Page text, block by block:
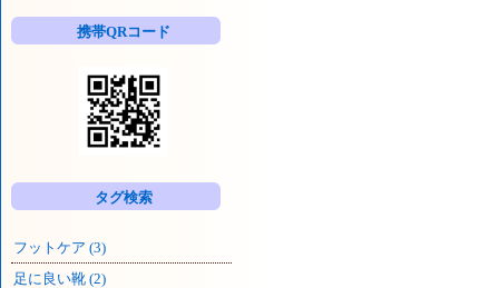
覧
携帯QRコード
タグ検索
フットケア (3)
足に良い靴 (2)